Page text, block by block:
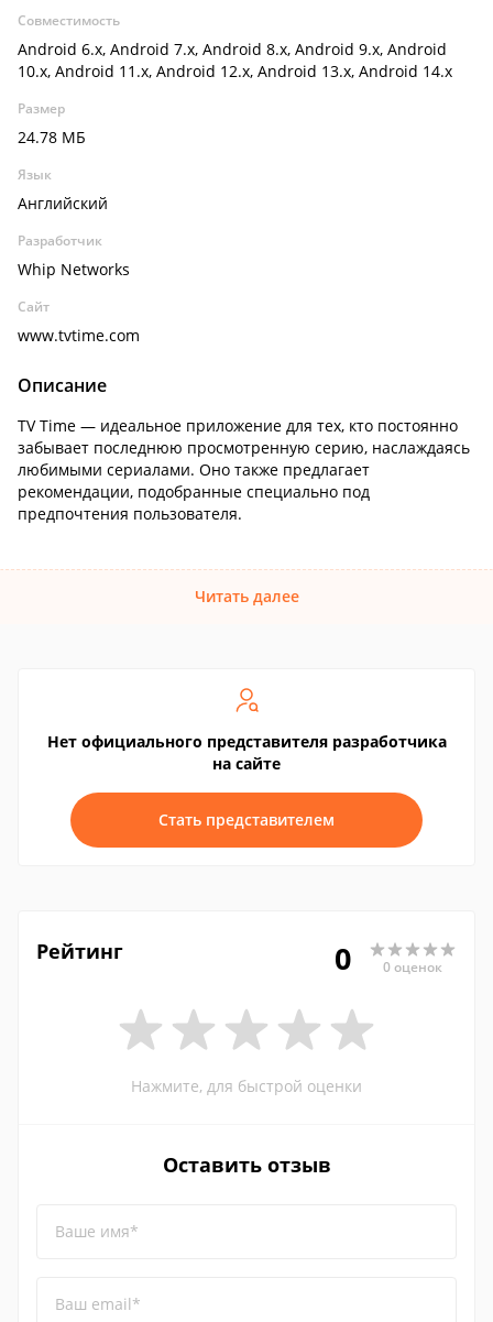
Совместимость
Android 6.x, Android 7.x, Android 8.x, Android 9.x, Android
10.x, Android 11.x, Android 12.x, Android 13.x, Android 14.x
Размер
24.78 МБ
Язык
Английский
Разработчик
Whip Networks
Сайт
www.tvtime.com
Описание
TV Time — идеальное приложение для тех, кто постоянно
забывает последнюю просмотренную серию, наслаждаясь
любимыми сериалами. Оно также предлагает
рекомендации, подобранные специально под
предпочтения пользователя.
Читать далее
Нет официального представителя разработчика
на сайте
Стать представителем
Рейтинг 0 0 оценок
Нажмите, для быстрой оценки
Оставить отзыв
Ваше имя*
Ваш email*